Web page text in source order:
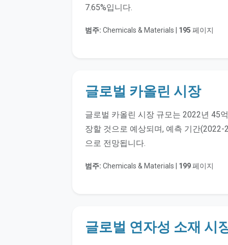
7.65%입니다.
범주: Chemicals & Materials | 195 페이지
글로벌 카올린 시장
글로벌 카올린 시장 규모는 2022년 45
장할 것으로 예상되며, 예측 기간(2022-
으로 전망됩니다.
범주: Chemicals & Materials | 199페이지
글로벌 연자성 소재 시